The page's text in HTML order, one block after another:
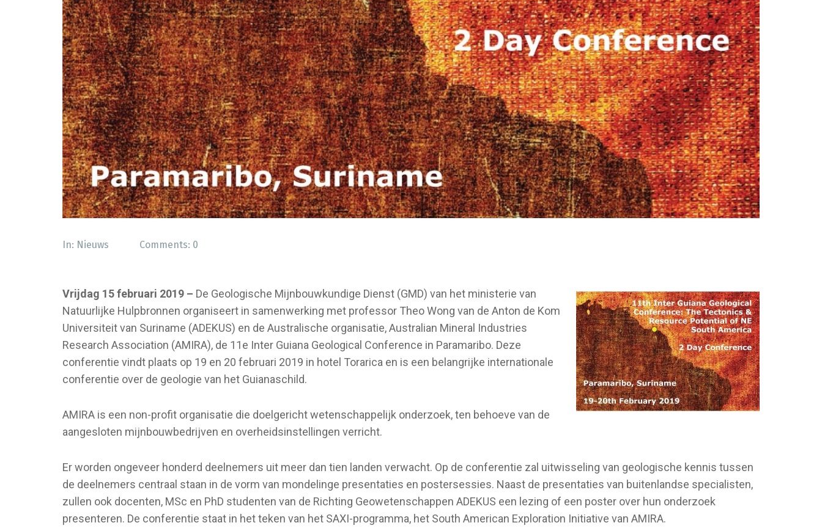
In: Nieuws Comments: 0
Vrijdag 15 februari 2019 – De Geologische Mijnbouwkundige Dienst (GMD) van het ministerie van
Natuurlijke Hulpbronnen organiseert in samenwerking met professor Theo Wong van de Anton de Kom
Universiteit van Suriname (ADEKUS) en de Australische organisatie, Australian Mineral Industries
Research Association (AMIRA), de 11e Inter Guiana Geological Conference in Paramaribo. Deze
conferentie vindt plaats op 19 en 20 februari 2019 in hotel Torarica en is een belangrijke internationale
conferentie over de geologie van het Guianaschild.
AMIRA is een non-profit organisatie die doelgericht wetenschappelijk onderzoek, ten behoeve van de
aangesloten mijnbouwbedrijven en overheidsinstellingen verricht.
Er worden ongeveer honderd deelnemers uit meer dan tien landen verwacht. Op de conferentie zal uitwisseling van geologische kennis tussen
de deelnemers centraal staan in de vorm van mondelinge presentaties en postersessies. Naast de presentaties van buitenlandse specialisten,
zullen ook docenten, MSc en PhD studenten van de Richting Geowetenschappen ADEKUS een lezing of een poster over hun onderzoek
presenteren. De conferentie staat in het teken van het SAXI-programma, het South American Exploration Initiative van AMIRA.